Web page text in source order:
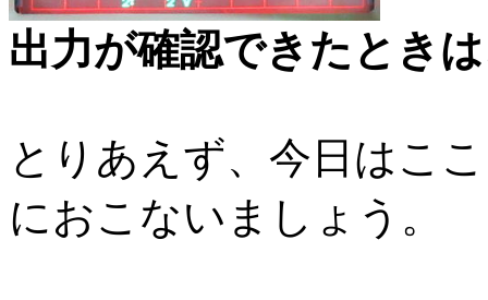
出力が確認できたとき
とりあえず、今日はこ
におこないましょう。